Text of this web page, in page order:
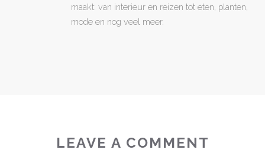
maakt: van interieur en reizen tot eten, planten,
mode en nog veel meer.
LEAVE A COMMENT